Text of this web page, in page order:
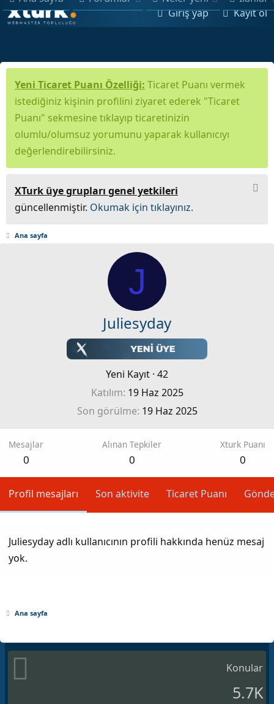
Giriş yap Kayıt ol
Yeni Ticaret Puanı Özelliği: Ticaret Puanı vermek
istediğiniz kişinin profilini ziyaret ederek "Ticaret
Puanı" sekmesine tıklayıp ticaretinizin
olumlu/olumsuz yorumunu yaparak kullanıcıyı
değerlendirebilirsiniz.
XTurk üye grupları genel yetkileri
güncellenmiştir. Okumak için tıklayınız.
Ana sayfa
J
Juliesyday
Yeni Kayıt · 42
Katılım 19 Haz 2025
Son görülme 19 Haz 2025
Mesajlar
0
Alınan Tepkiler
0
Xturk Puanı
0
Profil mesajları Son aktivite Ticaret Puanı
Juliesyday adlı kullanıcının profili hakkında henüz mesaj
yok.
Ana sayfa
Konular
5.7K